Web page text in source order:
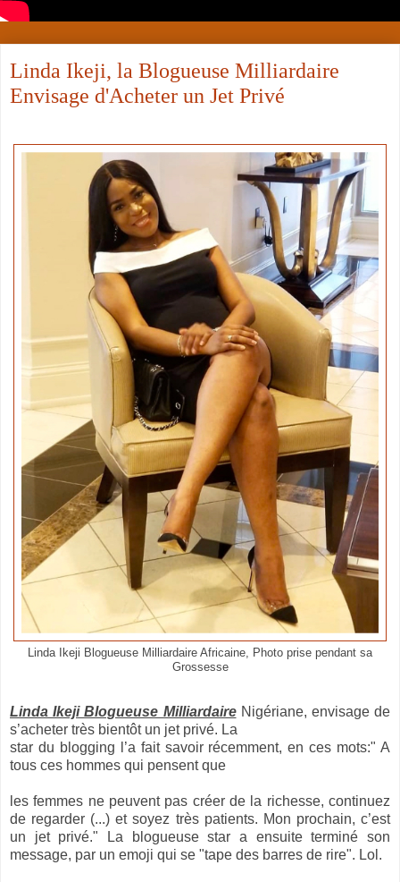
Linda Ikeji, la Blogueuse Milliardaire
Envisage d'Acheter un Jet Privé
Linda Ikeji Blogueuse Milliardaire Africaine, Photo prise pendant sa
Grossesse
Linda Ikeji Blogueuse MilliardaireNigériane, envisage de
s’acheter très bientôt un jet privé. La
star du blogging l’a fait savoir récemment, en ces mots:" A
tous ces hommes qui pensent que
les femmes ne peuvent pas créer de la richesse, continuez
de regarder (...) et soyez très patients. Mon prochain, c’est
un jet privé." La blogueuse star a ensuite terminé son
message, par un emoji qui se "tape des barres de rire". Lol.